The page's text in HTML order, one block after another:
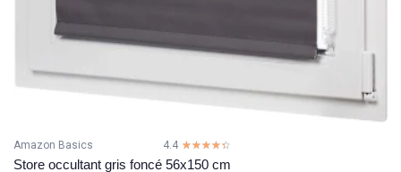
Amazon Basics 4.4 ☆☆☆☆☆
★★★★★
Store occultant gris foncé 56x150 cm